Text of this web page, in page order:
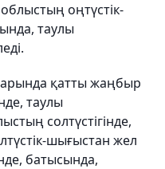
оңтүстік-
таулы
қатты жаңбыр
таулы
солтүстігінде,
шығыстан жел
батысында,